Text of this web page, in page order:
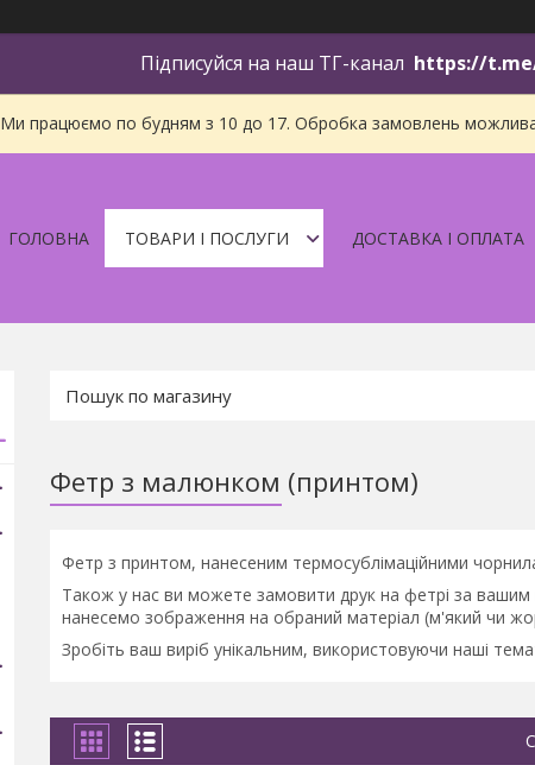
Підписуйся на наш ТГ-канал https://
Ми працюємо по будням з 10 до 17. Обробка замовлень можлива
ГОЛОВНА ТОВАРИ І ПОСЛУГИ ДОСТАВКА І ОПЛАТА
Фетр з малюнком (принтом)
Фетр з принтом, нанесеним термосублімаційними
Також у нас ви можете замовити друк на фетрі за
нанесемо зображення на обраний матеріал (м'який чи
Зробіть ваш виріб унікальним, використовуючи наші